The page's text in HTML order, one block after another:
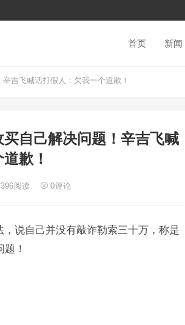
首页 新闻
吉飞喊话打假人：欠我一个道歉！
自己解决问题！辛吉飞喊
歉！
阅读 0评论
说自己并没有敲诈勒索三十万，称是
！